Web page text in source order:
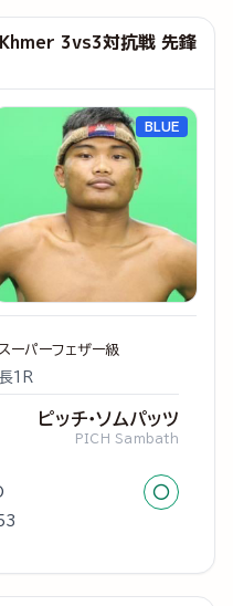
3vs3対抗戦 先鋒
パーフェザー級
1R
ピッチ・ソムパッツ
PICH Sambath
○
BLUE